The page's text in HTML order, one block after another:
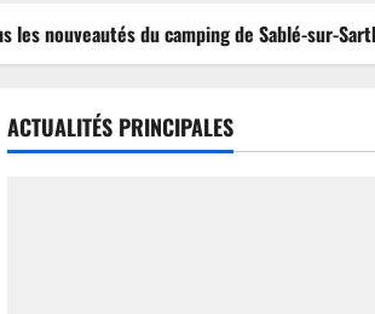
nouveautés du camping de Sablé-sur-Sarthe
ACTUALITÉS PRINCIPALES